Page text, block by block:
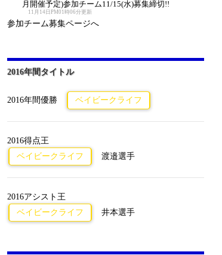
月開催予定)参加チーム11/15(水)募集締切!!
11月14日PM01時06分更新
参加チーム募集ページへ
2016年間タイトル
2016年間優勝 ベイビークライフ
2016得点王
ベイビークライフ
渡邉選手
2016アシスト王
ベイビークライフ
井本選手